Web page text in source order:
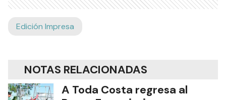
Edición Impresa
NOTAS RELACIONADAS
A Toda Costa regresa al